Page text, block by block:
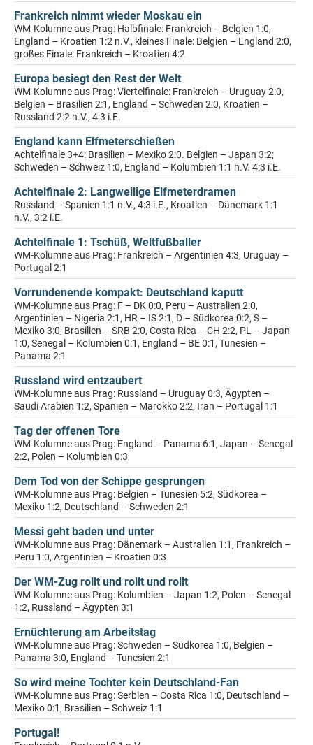
Frankreich nimmt wieder Moskau ein
WM-Kolumne aus Prag: Halbfinale: Frankreich – Belgien 1:0,
England – Kroatien 1:2 n.V., kleines Finale: Belgien – England 2:0,
großes Finale: Frankreich – Kroatien 4:2
Europa besiegt den Rest der Welt
WM-Kolumne aus Prag: Viertelfinale: Frankreich – Uruguay 2:0,
Belgien – Brasilien 2:1, England – Schweden 2:0, Kroatien –
Russland 2:2 n.V., 4:3 i.E.
England kann Elfmeterschießen
Achtelfinale 3+4: Brasilien – Mexiko 2:0. Belgien – Japan 3:2;
Schweden – Schweiz 1:0, England – Kolumbien 1:1 n.V. 4:3 i.E.
Achtelfinale 2: Langweilige Elfmeterdramen
Russland – Spanien 1:1 n.V., 4:3 i.E., Kroatien – Dänemark 1:1
n.V., 3:2 i.E.
Achtelfinale 1: Tschüß, Weltfußballer
WM-Kolumne aus Prag: Frankreich – Argentinien 4:3, Uruguay –
Portugal 2:1
Vorrundenende kompakt: Deutschland kaputt
WM-Kolumne aus Prag: F – DK 0:0, Peru – Australien 2:0,
Argentinien – Nigeria 2:1, HR – IS 2:1, D – Südkorea 0:2, S –
Mexiko 3:0, Brasilien – SRB 2:0, Costa Rica – CH 2:2, PL – Japan
1:0, Senegal – Kolumbien 0:1, England – BE 0:1, Tunesien –
Panama 2:1
Russland wird entzaubert
WM-Kolumne aus Prag: Russland – Uruguay 0:3, Ägypten –
Saudi Arabien 1:2, Spanien – Marokko 2:2, Iran – Portugal 1:1
Tag der offenen Tore
WM-Kolumne aus Prag: England – Panama 6:1, Japan – Senegal
2:2, Polen – Kolumbien 0:3
Dem Tod von der Schippe gesprungen
WM-Kolumne aus Prag: Belgien – Tunesien 5:2, Südkorea –
Mexiko 1:2, Deutschland – Schweden 2:1
Messi geht baden und unter
WM-Kolumne aus Prag: Dänemark – Australien 1:1, Frankreich –
Peru 1:0, Argentinien – Kroatien 0:3
Der WM-Zug rollt und rollt und rollt
WM-Kolumne aus Prag: Kolumbien – Japan 1:2, Polen – Senegal
1:2, Russland – Ägypten 3:1
Ernüchterung am Arbeitstag
WM-Kolumne aus Prag: Schweden – Südkorea 1:0, Belgien –
Panama 3:0, England – Tunesien 2:1
So wird meine Tochter kein Deutschland-Fan
WM-Kolumne aus Prag: Serbien – Costa Rica 1:0, Deutschland –
Mexiko 0:1, Brasilien – Schweiz 1:1
Portugal!